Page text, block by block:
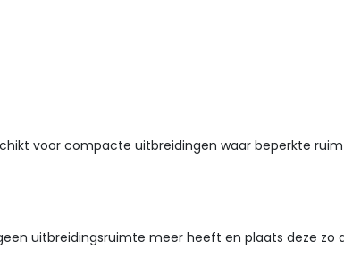
voor compacte uitbreidingen waar beperkte
uitbreidingsruimte meer heeft en plaats deze zo